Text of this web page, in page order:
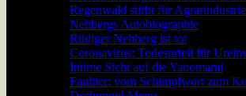
Regenwald stirbt für Agrarindustrie
Nehbergs Autobiographie
Rüdiger Nehberg ist tot
Coronavirus: Todesurteil für
Intime Sicht auf die Yanomami
Faultier: vom Schimpfwort zum